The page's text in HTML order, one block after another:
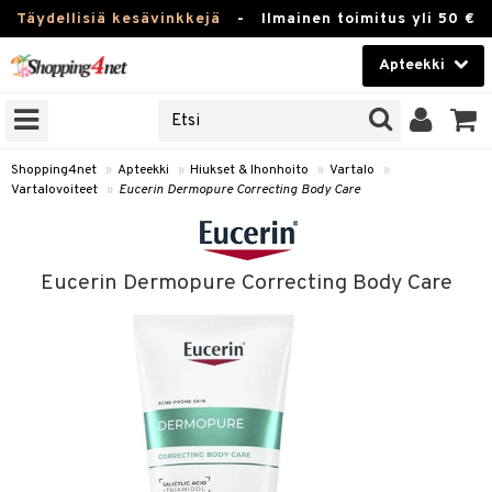
Täydellisiä kesävinkkejä - Ilmainen toimitus yli 50 €
Apteekki
Kauneudenhoito
Piilolinssit
Fitness
Shopping4net » Apteekki » Hiukset & Ihonhoito » Vartalo
»
Vartalovoiteet » Eucerin Dermopure Correcting Body Care
Eucerin Dermopure Correcting Body Care